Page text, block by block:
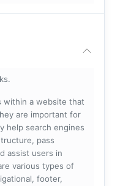
within a website that
are important for
help search engines
pass
assist users in
various types of
footer,